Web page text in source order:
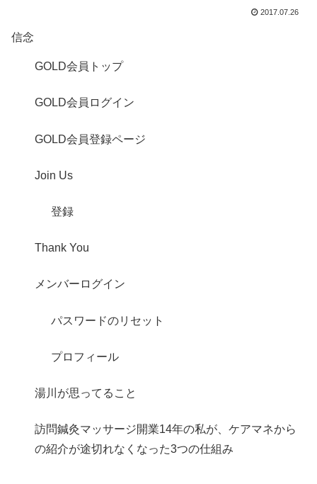
2017.07.26
信念
GOLD会員トップ
GOLD会員ログイン
GOLD会員登録ページ
Join Us
登録
Thank You
メンバーログイン
パスワードのリセット
プロフィール
湯川が思ってること
訪問鍼灸マッサージ開業14年の私が、ケアマネから
の紹介が途切れなくなった3つの仕組み